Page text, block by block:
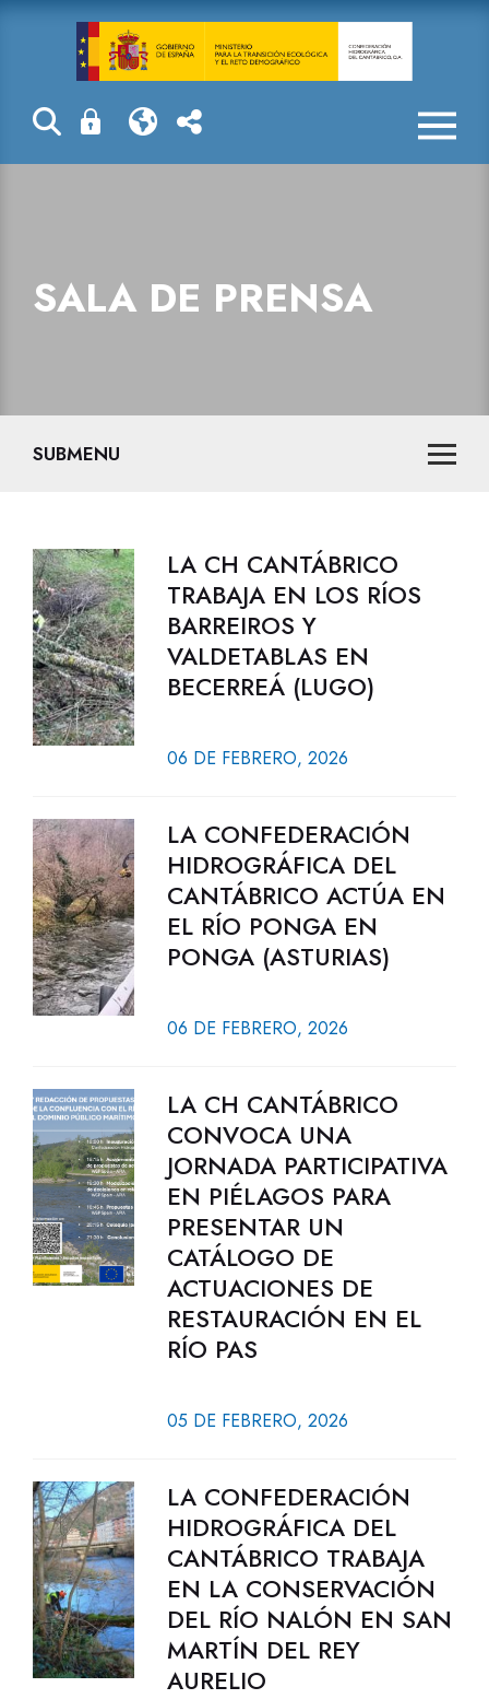
Sala de prensa
SALA DE PRENSA
SUBMENU
LA CH CANTÁBRICO
TRABAJA EN LOS RÍOS
BARREIROS Y
VALDETABLAS EN
BECERREÁ (LUGO)
06 DE FEBRERO, 2026
LA CONFEDERACIÓN
HIDROGRÁFICA DEL
CANTÁBRICO ACTÚA EN
EL RÍO PONGA EN
PONGA (ASTURIAS)
06 DE FEBRERO, 2026
LA CH CANTÁBRICO
CONVOCA UNA
JORNADA PARTICIPATIVA
EN PIÉLAGOS PARA
PRESENTAR UN
CATÁLOGO DE
ACTUACIONES DE
RESTAURACIÓN EN EL
RÍO PAS
05 DE FEBRERO, 2026
LA CONFEDERACIÓN
HIDROGRÁFICA DEL
CANTÁBRICO TRABAJA
EN LA CONSERVACIÓN
DEL RÍO NALÓN EN SAN
MARTÍN DEL REY
AURELIO